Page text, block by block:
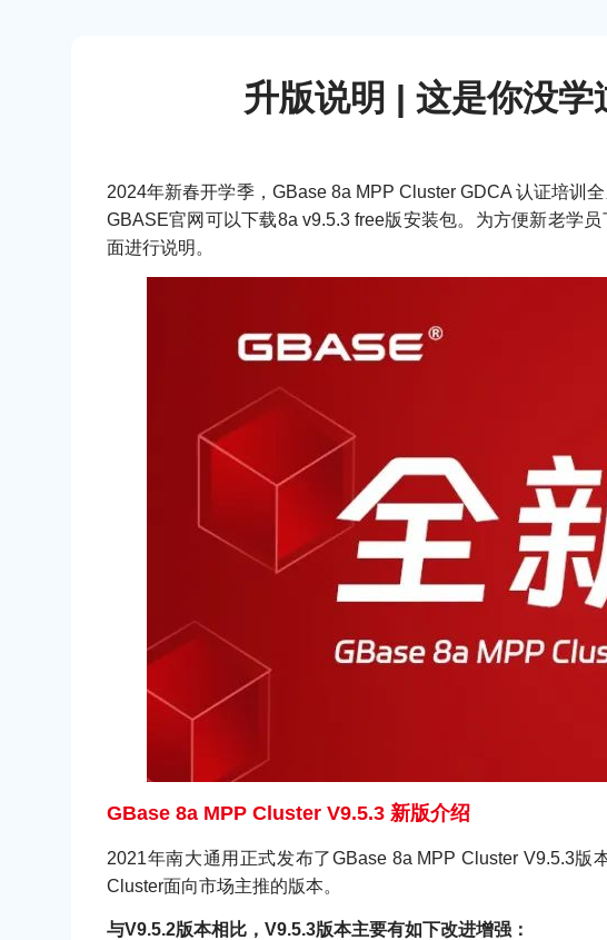
升版说明 | 这是你没
2024年新春开学季，GBase 8a MPP Cluster GDCA 认证培训
GBASE官网可以下载8a v9.5.3 free版安装包。为方便新老学
面进行说明。
GBase 8a MPP Cluster V9.5.3 新版介绍
2021年南大通用正式发布了GBase 8a MPP Cluster V9.5.3
Cluster面向市场主推的版本。
与V9.5.2版本相比，V9.5.3版本主要有如下改进增强：